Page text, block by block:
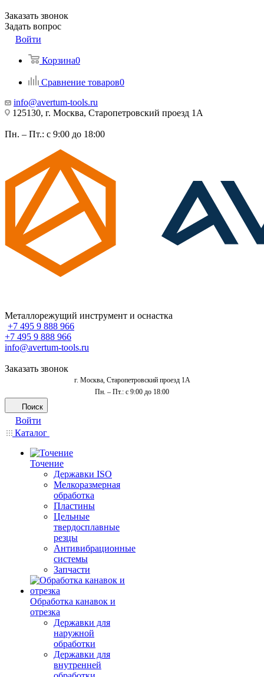
Заказать звонок
Задать вопрос
Войти
Корзина0
Сравнение товаров0
info@avertum-tools.ru
125130, г. Москва, Старопетровский проезд 1А
Пн. – Пт.: с 9:00 до 18:00
Металлорежущий инструмент и оснастка
+7 495 9 888 966
+7 495 9 888 966
info@avertum-tools.ru
Заказать звонок
г. Москва, Старопетровский проезд 1А
Пн. – Пт.: с 9:00 до 18:00
Поиск
Войти
Каталог
Точение
Державки ISO
Мелкоразмерная
обработка
Пластины
Цельные
твердосплавные
резцы
Антивибрационные
системы
Запчасти
Обработка канавок и
отрезка
Державки для
наружной
обработки
Державки для
внутренней